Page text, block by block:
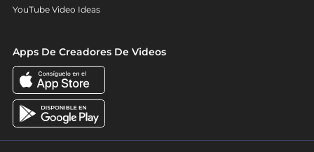
YouTube Video Ideas
Apps De Creadores De Videos